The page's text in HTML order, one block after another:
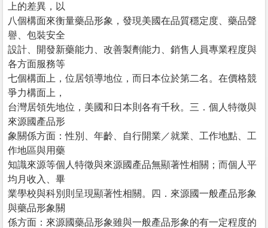
上的差異，以
八個構面來衡量藥品形象，發現美國在品質穩定度、藥品聲
譽、包裝安全
設計、開發新藥能力、改善製劑能力、銷售人員專業程度與
各方面服務等
七個構面上，位居領導地位，而日本位於第二名。在價格競
爭力構面上，
台灣居領先地位，美國和日本則各有千秋。三．個人特徵與
來源國產品形
象關係方面：性別、年齡、自行開業／就業、工作地點、工
作地區與用藥
知識來源等個人特徵與來源國產品無顯著性相關；而個人平
均月收入、畢
業學校與科別則呈現顯著性相關。四．來源國一般產品形象
與藥品形象關
係方面：來源國藥品形象雖與一般產品形象的有一定程度的